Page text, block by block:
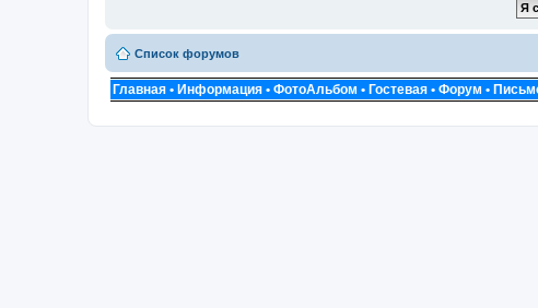
Список форумов
Главная • Информация • ФотоАльбом • Гостевая • Форум •